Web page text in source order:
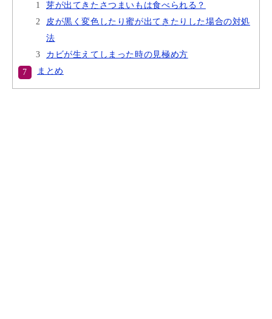
芽が出てきたさつまいもは食べられる？
皮が黒く変色したり蜜が出てきたりした場合の対処
法
カビが生えてしまった時の見極め方
まとめ